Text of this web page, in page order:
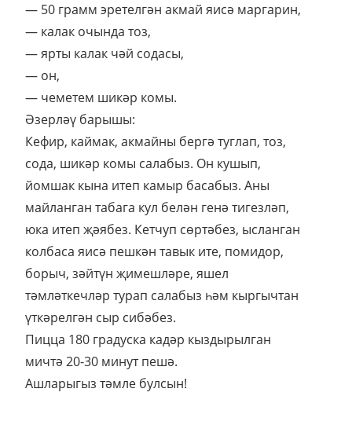
— 50 грамм эретелгән акмай яисә маргарин,
— калак очында тоз,
— ярты калак чәй содасы,
— он,
— чеметем шикәр комы.
Әзерләү барышы:
Кефир, каймак, акмайны бергә туглап, тоз,
сода, шикәр комы салабыз. Он кушып,
йомшак кына итеп камыр басабыз. Аны
майланган табага кул белән генә тигезләп,
юка итеп җәябез. Кетчуп сөртәбез, ысланган
колбаса яисә пешкән тавык ите, помидор,
борыч, зәйтүн җимешләре, яшел
тәмләткечләр турап салабыз һәм кыргычтан
үткәрелгән сыр сибәбез.
Пицца 180 градуска кадәр кыздырылган
мичтә 20-30 минут пешә.
Ашларыгыз тәмле булсын!